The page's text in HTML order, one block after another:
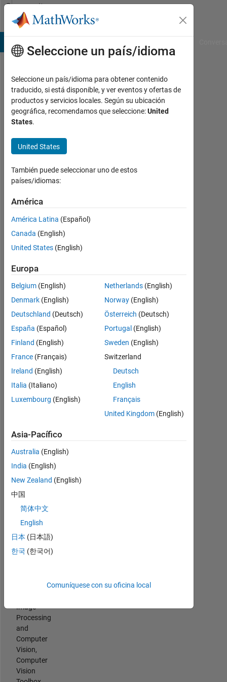
Saltar al contenido
Community
Profile
Dominik
Mattioli
Last
24
días
hace
actividad
desde
2013
0
Following:
0
Follow
Mensaje
MATLAB
user
Actively
looking
research
roles
as
of
Sept.
2023.
-
M.S.
Ohio
State,
focused
-
PhD
at
UIowa,
focused
on
computer
Mostrar
más
Python,
MATLAB
Languages:
English
Professional
Interests:
Graph
and
Network
Algorithms,
Statistics
Image
Processing
and
Computer
Vision,
Computer
Vision
Seleccione un país/idioma
Seleccione un país/idioma para obtener contenido
traducido, si está disponible, y ver eventos y ofertas de
productos y servicios locales. Según su ubicación
geográfica, recomendamos que seleccione:United
States.
United States
También puede seleccionar uno de estos
países/idiomas:
América
América Latina (Español)
Canada (English)
United States (English)
Europa
Belgium (English)
Denmark (English)
Deutschland (Deutsch)
España (Español)
Finland (English)
France (Français)
Ireland (English)
Italia (Italiano)
Luxembourg (English)
Netherlands(English)
Norway(English)
Österreich (Deutsch)
Portugal (English)
Sweden (English)
Switzerland
Deutsch
English
Français
United Kingdom(English)
Asia-Pacífico
Australia (English)
India (English)
New Zealand (English)
中国
简体中文
English
日本 (日本語)
한국 (한국어)
Comuníquese con su oficina local